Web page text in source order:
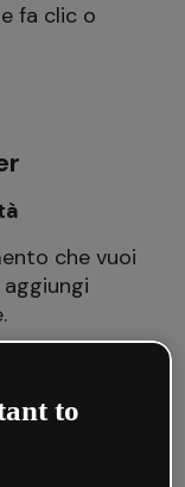
fa clic o
che vuoi
to